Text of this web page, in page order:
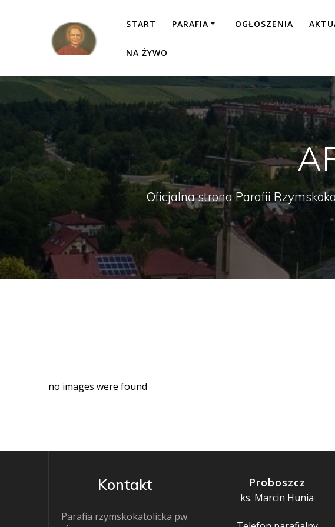
START PARAFIA OGŁOSZENIA
NA ŻYWO
Oficjalna strona Parafii
no images were found
Kontakt
Parafia rzymskokatolicka pw.
Proboszcz
ks. Marcin Hunia